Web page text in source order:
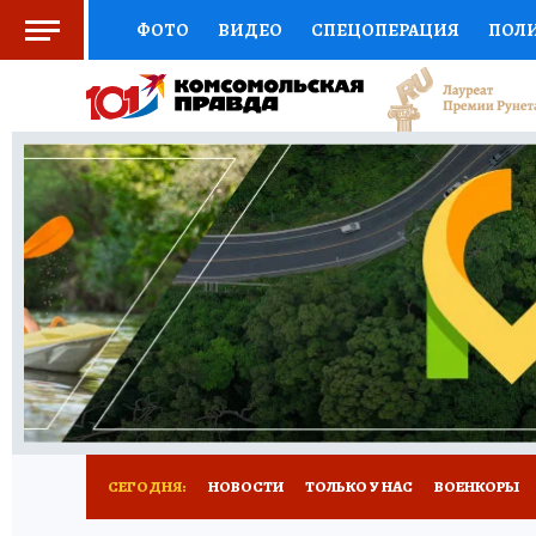
ФОТО ВИДЕО СПЕЦОПЕРАЦИЯ
СОЦПОДДЕРЖКА НАУКА СПОРТ
ВЫБОР ЭКСПЕРТОВ ДОКТОР
КНИЖНАЯ ПОЛКА ПРОГНОЗЫ НА СПОРТ
ПРЕСС-ЦЕНТР НЕДВИЖИМОСТЬ
РАДИО КП РЕКЛАМА ТЕСТЫ НОВОЕ
СЕГОДНЯ: НОВОСТИ ТОЛЬКО У НАС ВОЕНКОРЫ